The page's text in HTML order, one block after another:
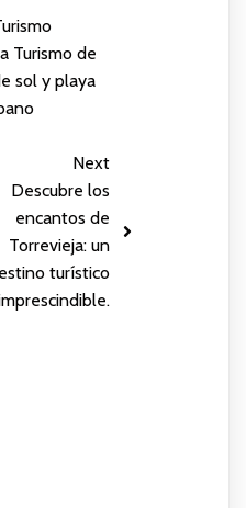
Turismo de
sol y playa
Next
Descubre los
encantos de
Torrevieja: un
turístico